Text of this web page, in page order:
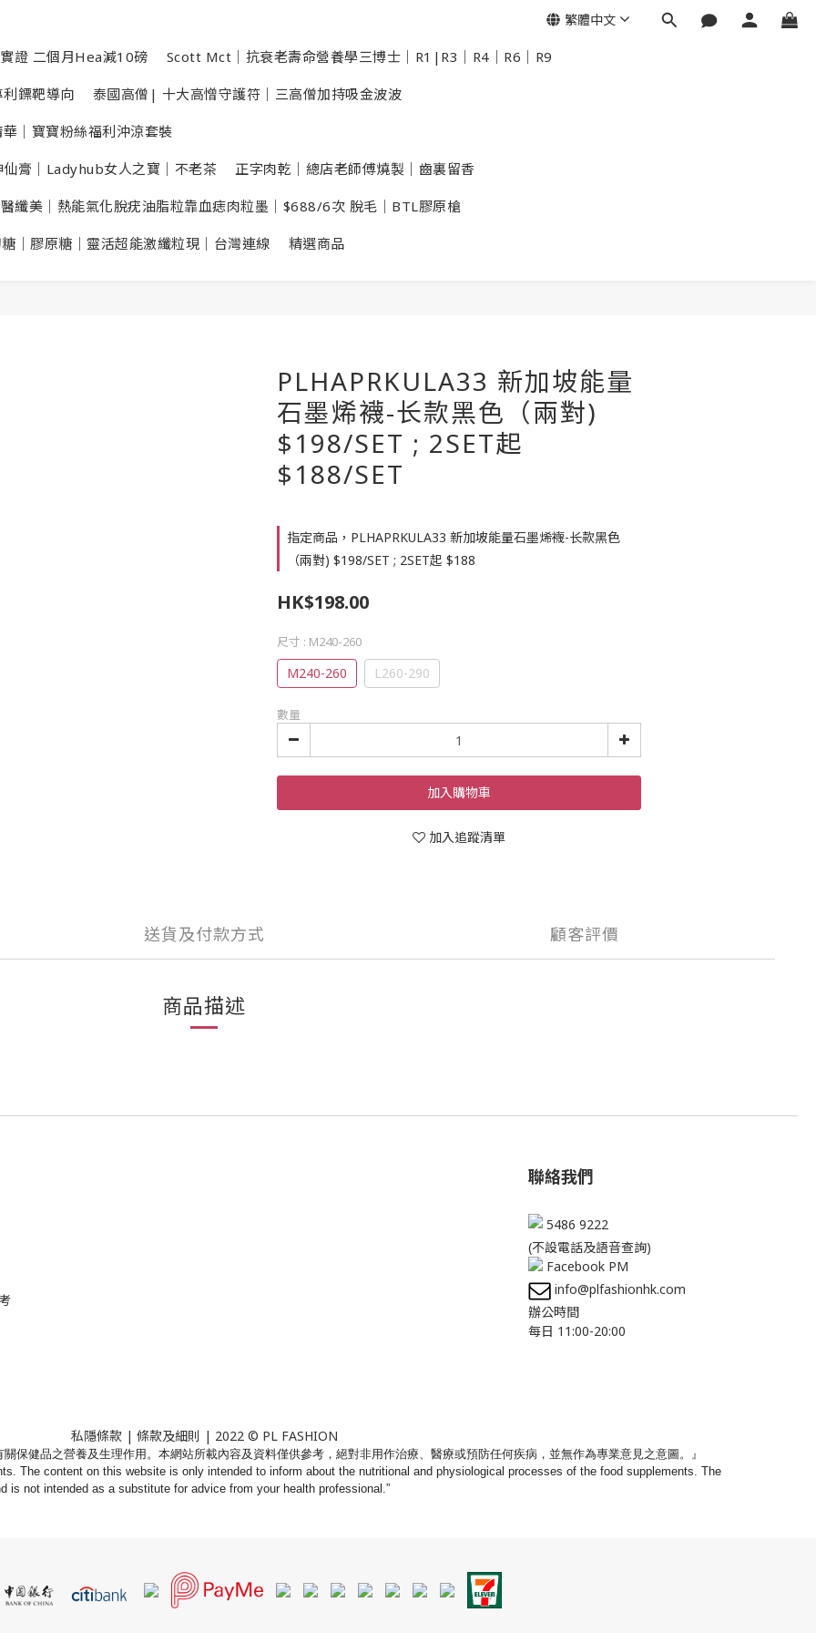
證 二個月Hea減10磅 Scott Mct｜抗衰老壽命營養學三博士｜R1|R3｜R4｜R6｜R9
鏢靶導向 泰國高僧| 十大高憎守護符｜三高僧加持吸金波波
｜寶寶粉絲福利沖涼套裝
膏｜Ladyhub女人之寶｜不老茶 正字肉乾｜總店老師傅燒製｜齒裏留香
纖美｜熱能氣化脫疣油脂粒靠血痣肉粒墨｜$688/6次 脫毛｜BTL膠原槍
｜膠原糖｜靈活超能激纖粒現｜台灣連線 精選商品
繁體中文
PLHAPRKULA33 新加坡能量
石墨烯襪-长款黑色（兩對)
$198/SET ; 2SET起
$188/SET
指定商品，PLHAPRKULA33 新加坡能量石墨烯襪-长款黑色
（兩對) $198/SET ; 2SET起 $188
HK$198.00
尺寸 : M240-260
M240-260 L260-290
數量
加入購物車
加入追蹤清單
送貨及付款方式 顧客評價
商品描述
聯絡我們
5486 9222
(不設電話及語音查詢)
Facebook PM
info@plfashionhk.com
辦公時間
每日 11:00-20:00
私隱條款| 條款及細則 | 2022 © PL FASHION
保健品之營養及生理作用。 本網站所載內容及資料僅供參考，絕對非用作治療、 醫療或預防任何疾病，並無作為專業意見之意圖。』
The content on this website is only intended to inform about the nutritional and physiological processes of the food supplements. The
not intended as a substitute for advice from your health professional.”